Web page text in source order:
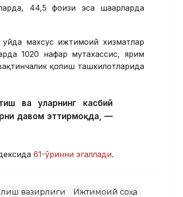
44,5 фоизи эса шаҳарларда
махсус ижтимоий хизматлар
1020 нафар мутахассис, ярим
қолиш ташкилотларида
ва уларнинг касбий
давом эттирмоқда, —
61-ўринни эгаллади.
вазирлиги Ижтимоий соҳа